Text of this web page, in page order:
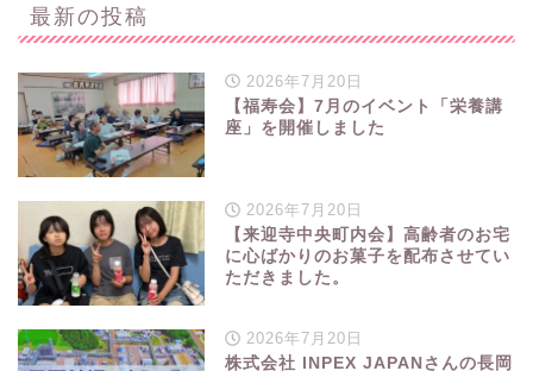
最新の投稿
2026年7月20日
【福寿会】7月のイベント「栄養講
座」を開催しました
2026年7月20日
【来迎寺中央町内会】高齢者のお宅
に心ばかりのお菓子を配布させてい
ただきました。
2026年7月20日
株式会社 INPEX JAPANさんの長岡